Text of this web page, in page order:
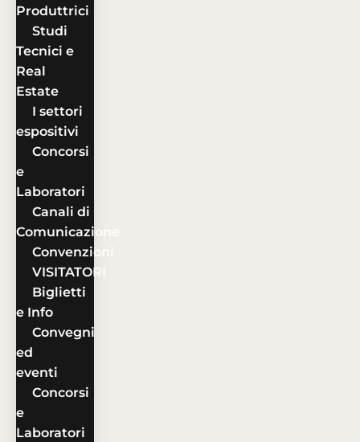
Produttrici
Studi
Tecnici e
Real
Estate
I settori
espositivi
Concorsi
e
Laboratori
Canali di
Comunicazione
Convenzioni
VISITATORI
Biglietti
e Info
Convegni
ed
eventi
Concorsi
e
Laboratori